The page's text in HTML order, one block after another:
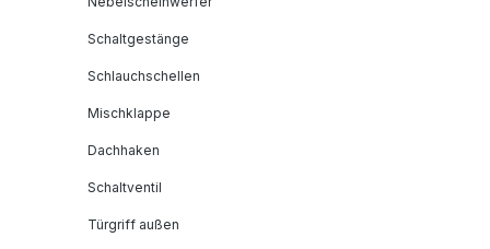
Schaltgestänge
Schlauchschellen
Mischklappe
Dachhaken
Schaltventil
Türgriff außen